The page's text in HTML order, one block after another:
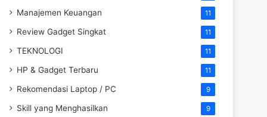
Manajemen Keuangan 11
Review Gadget Singkat 11
TEKNOLOGI 11
HP & Gadget Terbaru 11
Rekomendasi Laptop / PC 9
Skill yang Menghasilkan 9